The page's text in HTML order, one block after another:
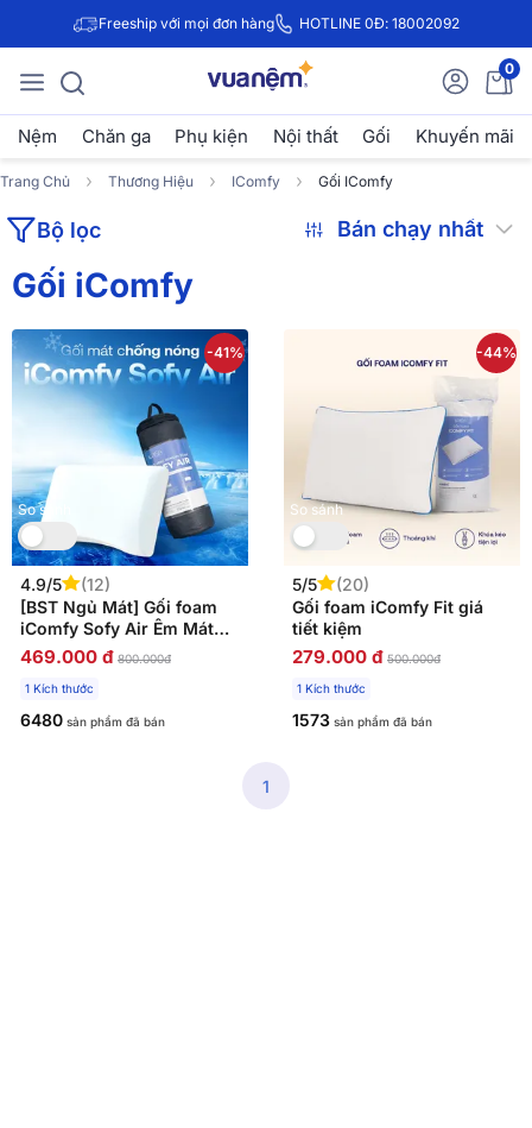
Freeship với mọi đơn hàng HOTLINE 0Đ: 18002092
0
Nệm Chăn ga Phụ kiện Nội thất Gối Khuyến mãi
Trang Chủ Thương Hiệu IComfy Gối IComfy
Gối iComfy
Bộ lọc
So sánh
-41%
4.9/5
(12)
[BST Ngủ Mát] Gối foam
iComfy Sofy Air Êm Mát
Chống Nóng
469.000 đ 800.000đ
1 Kích thước
6480 sản phẩm đã bán
So sánh
-44%
5/5
(20)
Gối foam iComfy Fit giá
tiết kiệm
279.000 đ 500.000đ
1 Kích thước
1573 sản phẩm đã bán
1